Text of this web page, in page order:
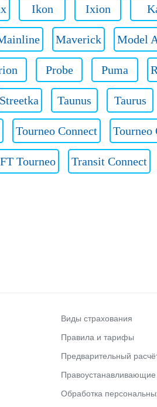
Ikon Ixion
Maverick Model
Probe Puma
Streetka Taunus Taurus
Tourneo Connect Tourneo
Tourneo Transit Connect
Виды страхования
Правила и тарифы
Предварительный
Обработка